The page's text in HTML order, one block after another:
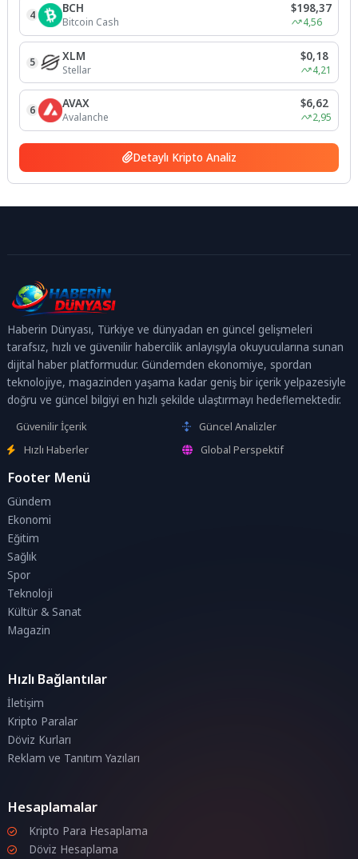
4 BCH
Bitcoin Cash
$198,37
4,56
5 XLM
Stellar
$0,18
4,21
6 AVAX
Avalanche
$6,62
2,95
Detaylı Kripto Analiz
Haberin Dünyası, Türkiye ve dünyadan en güncel gelişmeleri
tarafsız, hızlı ve güvenilir habercilik anlayışıyla okuyucularına sunan
dijital haber platformudur. Gündemden ekonomiye, spordan
teknolojiye, magazinden yaşama kadar geniş bir içerik yelpazesiyle
doğru ve güncel bilgiyi en hızlı şekilde ulaştırmayı hedeflemektedir.
Güvenilir İçerik
Güncel Analizler
Hızlı Haberler
Global Perspektif
Footer Menü
Gündem
Ekonomi
Eğitim
Sağlık
Spor
Teknoloji
Kültür & Sanat
Magazin
Hızlı Bağlantılar
İletişim
Kripto Paralar
Döviz Kurları
Reklam ve Tanıtım Yazıları
Hesaplamalar
Kripto Para Hesaplama
Döviz Hesaplama